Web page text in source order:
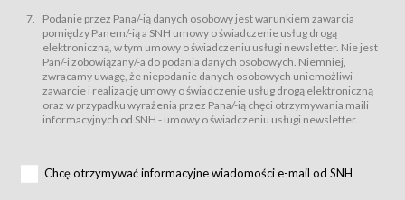
Usługobiorca przed rozpoczęciem korzystania z Serwisu jest zobowiązany
zapoznać się z Regulaminem. Założenie konta w Serwisie oraz zamówienie
usługi newsletter za pośrednictwem przeznaczonego do tego formularza
zamieszczonego na stronach Serwisu dostępnych dla wszystkich
Usługobiorców wymaga akceptacji postanowień Regulaminu.
Usługobiorca zobowiązany jest do przestrzegania postanowień Regulaminu
od chwili rozpoczęcia korzystania z Serwisu.
Regulamin jest udostępniony Usługobiorcom nieodpłatnie za
Warunki techniczne korzystania z Usług
Podanie przez Pana/-ią danych osobowy jest warunkiem zawarcia
pomiędzy Panem/-ią a SNH umowy o świadczenie usług drogą
elektroniczną, w tym umowy o świadczeniu usługi newsletter. Nie jest
Pan/-i zobowiązany/-a do podania danych osobowych. Niemniej,
zwracamy uwagę, że niepodanie danych osobowych uniemożliwi
zawarcie i realizację umowy o świadczenie usług drogą elektroniczną
oraz w przypadku wyrażenia przez Pana/-ią chęci otrzymywania maili
informacyjnych od SNH - umowy o świadczeniu usługi newsletter.
Chcę otrzymywać informacyjne wiadomości e-mail od SNH